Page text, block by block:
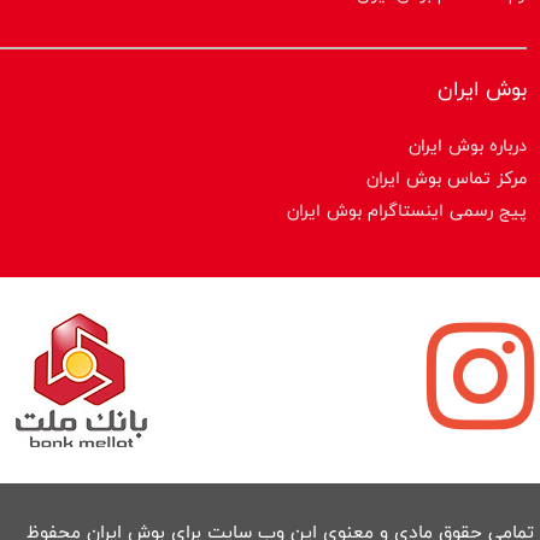
بوش ایران
درباره بوش ایران
مرکز تماس بوش ایران
پیج رسمی اینستاگرام بوش ایران
تمامی حقوق مادی و معنوی این وب سایت برای بوش ایران محفوظ